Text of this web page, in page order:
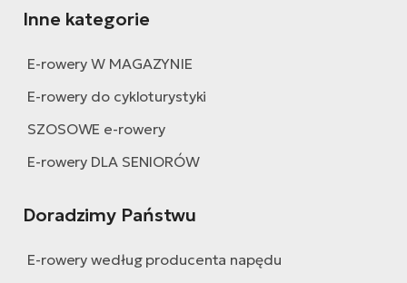
Inne kategorie
E-rowery W MAGAZYNIE
E-rowery do cykloturystyki
SZOSOWE e-rowery
E-rowery DLA SENIORÓW
Doradzimy Państwu
E-rowery według producenta napędu